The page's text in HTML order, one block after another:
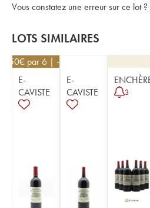
Vous constatez une erreur sur ce lot ?
LOTS SIMILAIRES
€ par 6 | -10%
E-
CAVISTE
E-
CAVISTE
3